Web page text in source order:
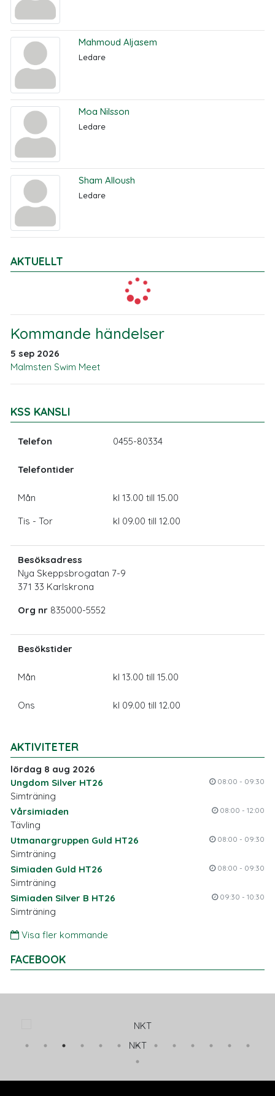
Mahmoud Aljasem
Ledare
Moa Nilsson
Ledare
Sham Alloush
Ledare
AKTUELLT
Kommande händelser
5 sep 2026
Malmsten Swim Meet
KSS KANSLI
Telefon 0455-80334
Telefontider
Mån
Tis - Tor
kl 13.00 till 15.00
kl 09.00 till 12.00
Besöksadress
Nya Skeppsbrogatan 7-9
371 33 Karlskrona
Org nr 835000-5552
Besökstider
Mån kl 13.00 till 15.00
Ons kl 09.00 till 12.00
AKTIVITETER
lördag 8 aug 2026
Ungdom Silver HT26
08:00 - 09:30
Simträning
Vårsimiaden
08:00 - 12:00
Tävling
Utmanargruppen Guld HT26
08:00 - 09:30
Simträning
Simiaden Guld HT26
08:00 - 09:30
Simträning
Simiaden Silver B HT26
09:30 - 10:30
Simträning
Visa fler kommande
FACEBOOK
NKT